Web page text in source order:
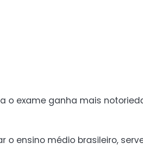
o exame ganha mais
o ensino médio brasileiro,